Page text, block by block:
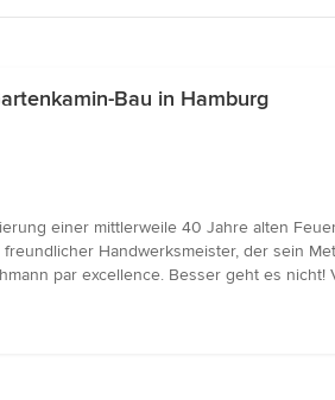
Bau in Hamburg
einer mittlerweile 40 Jahre alten
Handwerksmeister, der sein
par excellence. Besser geht es nicht!